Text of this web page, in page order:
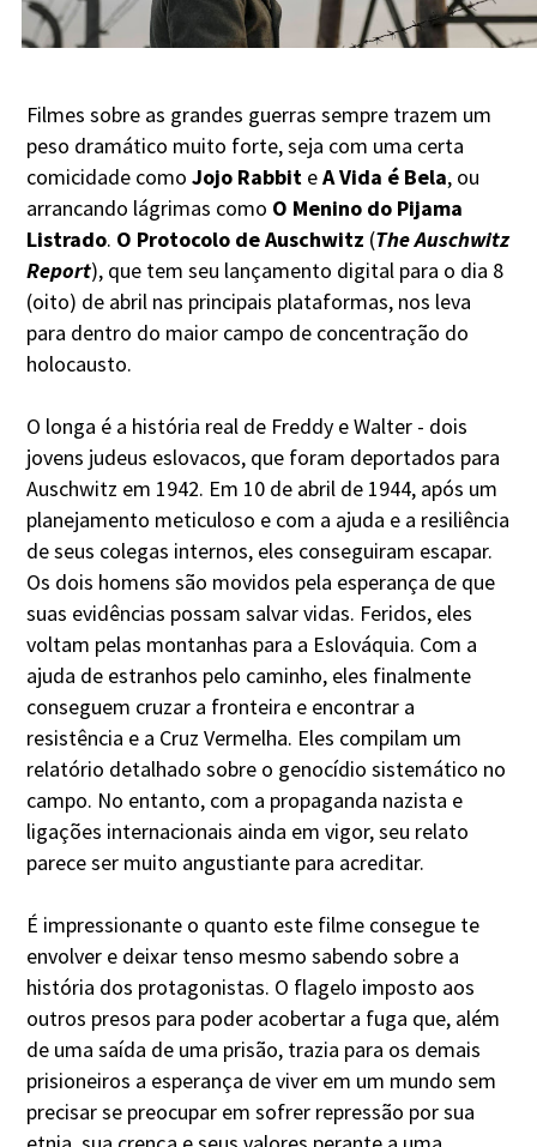
Filmes sobre as grandes guerras sempre trazem um
peso dramático muito forte, seja com uma certa
comicidade comoJojo Rabbit eA Vida é Bela, ou
arrancando lágrimas como O Menino do Pijama
Listrado. O Protocolo de Auschwitz (The Auschwitz
Report), que tem seu lançamento digital para o dia 8
(oito) de abril nas principais plataformas, nos leva
para dentro do maior campo de concentração do
holocausto.
O longa é a história real de Freddy e Walter - dois
jovens judeus eslovacos, que foram deportados para
Auschwitz em 1942. Em 10 de abril de 1944, após um
planejamento meticuloso e com a ajuda e a resiliência
de seus colegas internos, eles conseguiram escapar.
Os dois homens são movidos pela esperança de que
suas evidências possam salvar vidas. Feridos, eles
voltam pelas montanhas para a Eslováquia. Com a
ajuda de estranhos pelo caminho, eles finalmente
conseguem cruzar a fronteira e encontrar a
resistência e a Cruz Vermelha. Eles compilam um
relatório detalhado sobre o genocídio sistemático no
campo. No entanto, com a propaganda nazista e
ligações internacionais ainda em vigor, seu relato
parece ser muito angustiante para acreditar.
É impressionante o quanto este filme consegue te
envolver e deixar tenso mesmo sabendo sobre a
história dos protagonistas. O flagelo imposto aos
outros presos para poder acobertar a fuga que, além
de uma saída de uma prisão, trazia para os demais
prisioneiros a esperança de viver em um mundo sem
precisar se preocupar em sofrer repressão por sua